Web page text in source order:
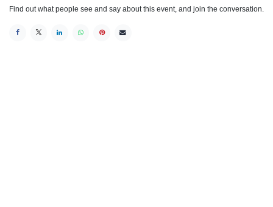
Find out what people see and say about this event, and join the conversation.